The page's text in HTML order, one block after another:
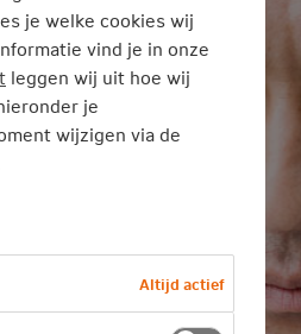
je welke cookies wij
vind je in onze
leggen wij uit hoe wij
je
wijzigen via de
Altijd actief